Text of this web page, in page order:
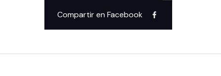
Compartir en Facebook